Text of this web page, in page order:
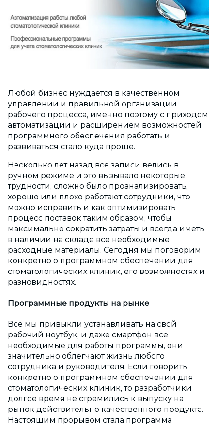
Любой бизнес нуждается в качественном
управлении и правильной организации
рабочего процесса, именно поэтому с приходом
автоматизации и расширением возможностей
программного обеспечения работать и
развиваться стало куда проще.
Несколько лет назад все записи велись в
ручном режиме и это вызывало некоторые
трудности, сложно было проанализировать,
хорошо или плохо работают сотрудники, что
можно исправить и как оптимизировать
процесс поставок таким образом, чтобы
максимально сократить затраты и всегда иметь
в наличии на складе все необходимые
расходные материалы. Сегодня мы поговорим
конкретно о программном обеспечении для
стоматологических клиник, его возможностях и
разновидностях.
Программные продукты на рынке
Все мы привыкли устанавливать на свой
рабочий ноутбук, и даже смартфон все
необходимые для работы программы, они
значительно облегчают жизнь любого
сотрудника и руководителя. Если говорить
конкретно о программном обеспечении для
стоматологических клиник, то разработчики
долгое время не стремились к выпуску на
рынок действительно качественного продукта.
Настоящим прорывом стала программа